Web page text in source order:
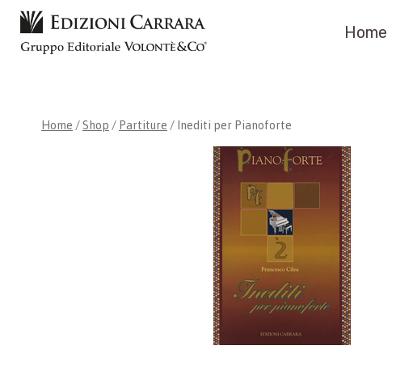
Skip
content
Home
Home / Shop / Partiture / Inediti per Pianoforte